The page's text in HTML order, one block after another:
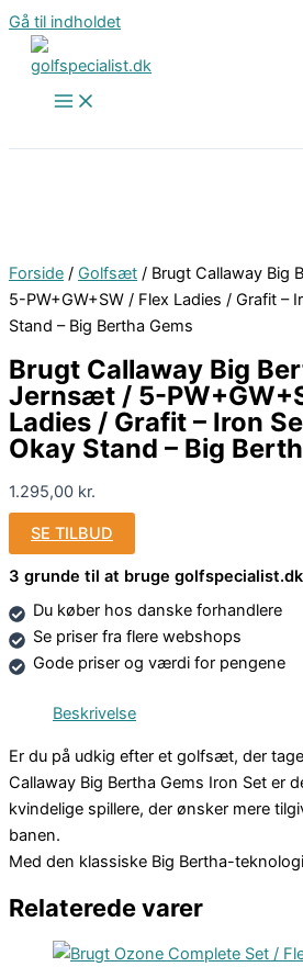
Gå til indholdet
Forside / Golfsæt / Brugt Callaway Big
5-PW+GW+SW / Flex Ladies / Grafit –
Stand – Big Bertha Gems
Brugt Callaway Big
Jernsæt / 5-
Ladies / Grafit – Iron
Okay Stand – Big
1.295,00 kr.
SE TILBUD
3 grunde til at bruge golfspecialist.dk
Du køber hos danske forhandlere
Se priser fra flere webshops
Gode priser og værdi for pengene
Beskrivelse
Er du på udkig efter et golfsæt, der
Callaway Big Bertha Gems Iron Set er
kvindelige spillere, der ønsker mere
banen.
Med den klassiske Big Bertha-
Relaterede varer